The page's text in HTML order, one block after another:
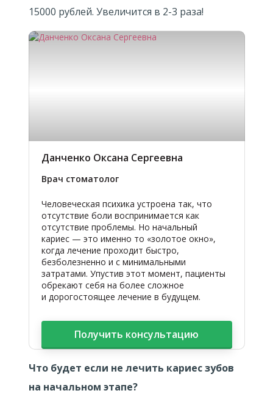
15000 рублей. Увеличится в 2-3 раза!
Данченко Оксана Сергеевна
Врач стоматолог
Человеческая психика устроена так, что
отсутствие боли воспринимается как
отсутствие проблемы. Но начальный
кариес — это именно то «золотое окно»,
когда лечение проходит быстро,
безболезненно и с минимальными
затратами. Упустив этот момент, пациенты
обрекают себя на более сложное
и дорогостоящее лечение в будущем.
Получить консультацию
Что будет если не лечить кариес зубов
на начальном этапе?